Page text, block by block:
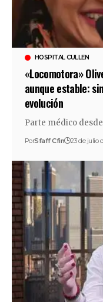
HOSPITAL CULLEN
«Locomotora»
aunque estable:
evolución
Parte médico
PorSfaff Cfin 23 de julio